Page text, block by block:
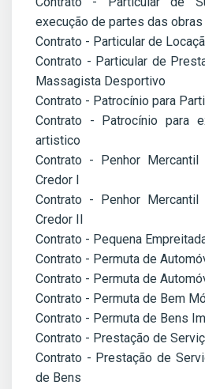
execução de partes das obras
Contrato - Particular de
Contrato - Particular de
Massagista Desportivo
Contrato - Patrocínio para
Contrato - Patrocínio para
artistico
Contrato - Penhor
Credor I
Contrato - Penhor
Credor II
Contrato - Pequena
Contrato - Permuta de
Contrato - Permuta de
Contrato - Permuta de Bem
Contrato - Permuta de Bens
Contrato - Prestação de
Contrato - Prestação de
de Bens